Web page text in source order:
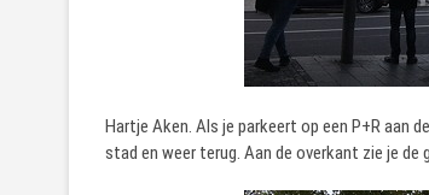
Hartje Aken. Als je parkeert op een P+R aan
stad en weer terug. Aan de overkant zie je de